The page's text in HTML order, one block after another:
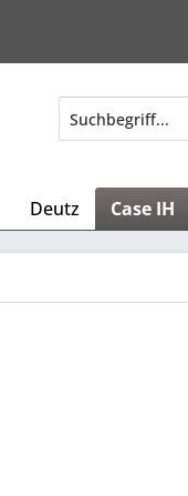
Deutz Case IH